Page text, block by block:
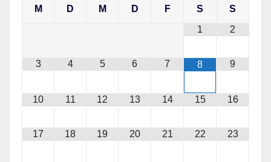
M D M D F S
S
1
2
3 4 5 6 7 8 9
10 11 12 13 14 15 16
17 18 19 20 21 22 23